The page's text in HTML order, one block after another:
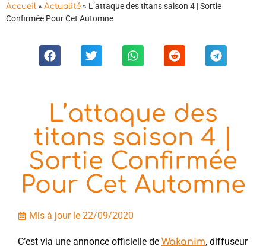
Accueil » Actualité » L’attaque des titans saison 4 | Sortie
Confirmée Pour Cet Automne
L’attaque des
titans saison 4 |
Sortie Confirmée
Pour Cet Automne
Mis à jour le 22/09/2020
C’est via une annonce officielle de Wakanim, diffuseur